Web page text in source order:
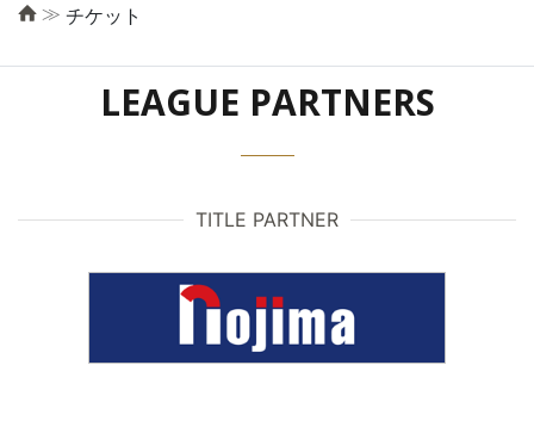
≫ チケット
LEAGUE PARTNERS
TITLE PARTNER